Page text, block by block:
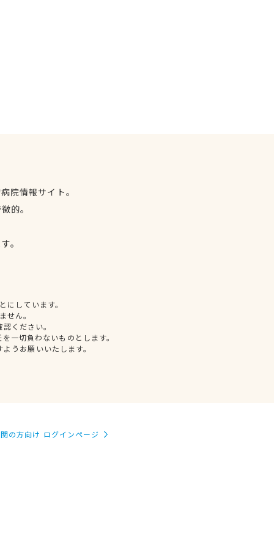
院情報サイト。
的。
。
しています。
せん。
ください。
一切負わないものとします。
うお願いいたします。
の方向け ログインページ